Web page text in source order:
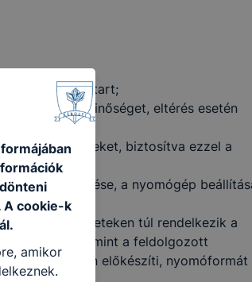
karbantart;
a termékminőséget, eltérés esetén
gépeket, biztosítva ezzel a
előkészítése, a nyomógép
ismereteken túl rendelkezik a
valamint a feldolgozott
megfelelően előkészíti, nyomóformát
A cookie-k
amikor